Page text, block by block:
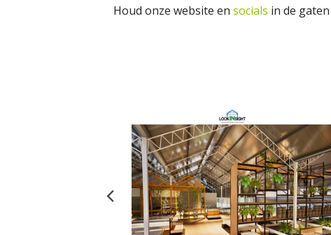
Houd onze website en socials in de